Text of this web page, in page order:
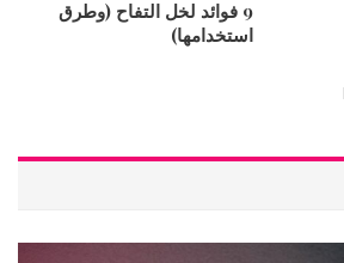
9 فوائد لخل التفاح (وطرق
استخدامها)